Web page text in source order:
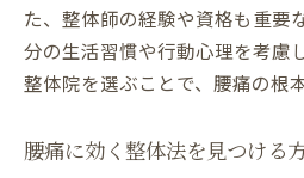
整体で腰痛改善す
小倉北区の整体で
腰痛改善を目指し
生活習慣と整体の
た、整体師の経験や資格も重要
分の生活習慣や行動心理を考慮
整体院を選ぶことで、腰痛の根
腰痛に効く整体法を見つける